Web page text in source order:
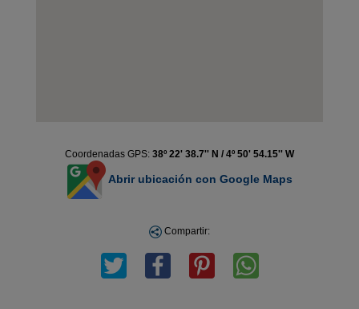
Coordenadas GPS: 38º 22' 38.7'' N / 4º 50' 54.15'' W
Abrir ubicación con Google Maps
Compartir: